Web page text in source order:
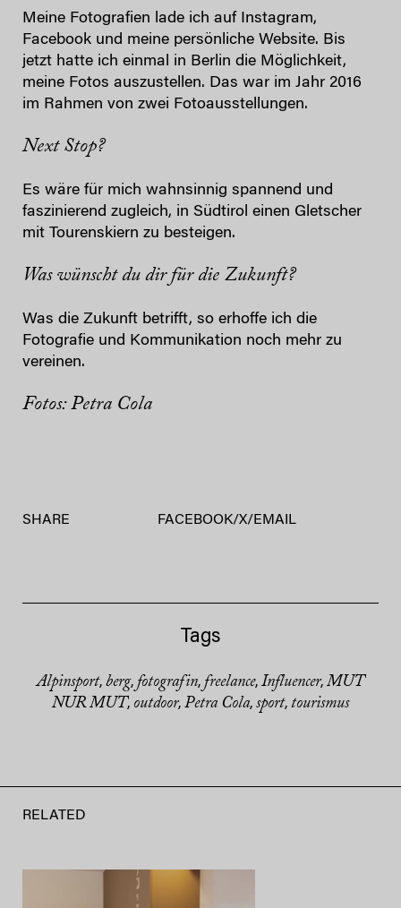
Meine Fotografien lade ich auf Instagram,
Facebook und meine persönliche Website. Bis
jetzt hatte ich einmal in Berlin die Möglichkeit,
meine Fotos auszustellen. Das war im Jahr 2016
im Rahmen von zwei Fotoausstellungen.
Next Stop?
Es wäre für mich wahnsinnig spannend und
faszinierend zugleich, in Südtirol einen Gletscher
mit Tourenskiern zu besteigen.
Was wünscht du dir für die Zukunft?
Was die Zukunft betrifft, so erhoffe ich die
Fotografie und Kommunikation noch mehr zu
vereinen.
Fotos: Petra Cola
SHARE FACEBOOK/X/EMAIL
Tags
Alpinsport, berg, fotografin, freelance, Influencer, MUT
NUR MUT , outdoor, Petra Cola, sport, tourismus
RELATED